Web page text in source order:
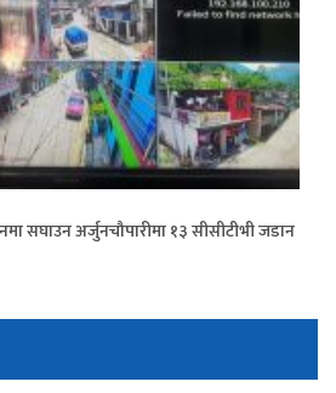
सघाउन अर्जुनचौपारीमा १३ सीसीटीभी जडान